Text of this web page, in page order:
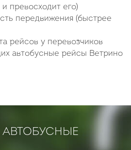
превосходит его)
передвижения (быстрее
рейсов у перевозчиков
автобусные рейсы Ветрино